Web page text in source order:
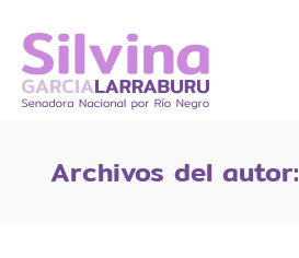
Archivos del autor: